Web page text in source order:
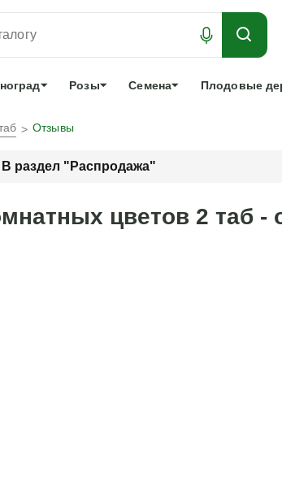
ЛУЧШЕЕ
Розы Семена Плодовые
Отзывы
В раздел "Распродажа"
цветов 2 таб -